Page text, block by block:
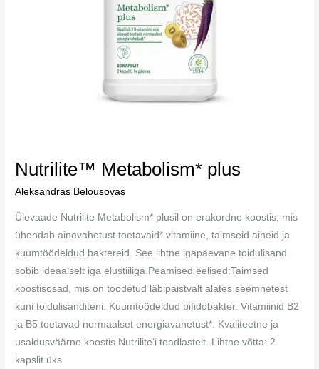
Nutrilite™ Metabolism* plus
Aleksandras Belousovas
Ülevaade Nutrilite Metabolism* plusil on erakordne koostis, mis
ühendab ainevahetust toetavaid* vitamiine, taimseid aineid ja
kuumtöödeldud baktereid. See lihtne igapäevane toidulisand
sobib ideaalselt iga elustiiliga.Peamised eelised:Taimsed
koostisosad, mis on toodetud läbipaistvalt alates seemnetest
kuni toidulisanditeni. Kuumtöödeldud bifidobakter. Vitamiinid B2
ja B5 toetavad normaalset energiavahetust*. Kvaliteetne ja
usaldusväärne koostis Nutrilite’i teadlastelt. Lihtne võtta: 2
kapslit üks